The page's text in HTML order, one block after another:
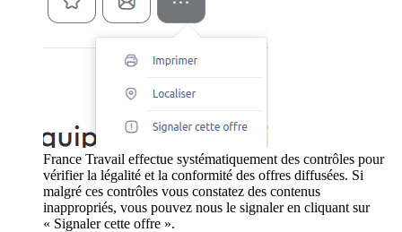
France Travail effectue systématiquement des contrôles pour
vérifier la légalité et la conformité des offres diffusées. Si
malgré ces contrôles vous constatez des contenus
inappropriés, vous pouvez nous le signaler en cliquant sur
« Signaler cette offre ».